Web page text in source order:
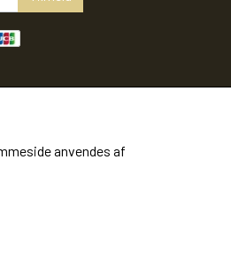
anvendes af